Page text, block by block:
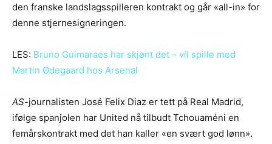
den franske landslagsspilleren kontrakt og går «all-in» for
denne stjernesigneringen.
LES: Bruno Guimaraes har skjønt det – vil spille med
Martin Ødegaard hos Arsenal
AS-journalisten José Felix Diaz er tett på Real Madrid,
ifølge spanjolen har United nå tilbudt Tchouaméni en
femårskontrakt med det han kaller «en svært god lønn».